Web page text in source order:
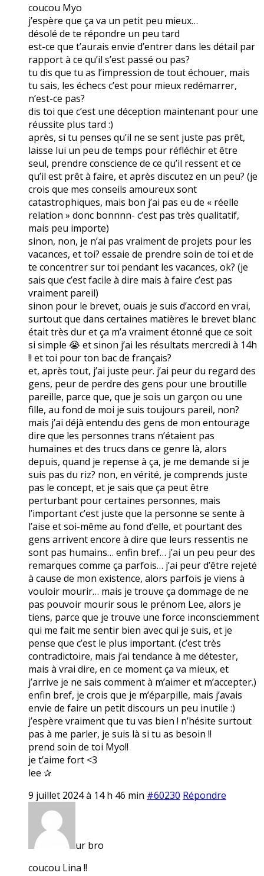
coucou Myo
j’espère que ça va un petit peu mieux…
désolé de te répondre un peu tard
est-ce que t’aurais envie d’entrer dans les détail par
rapport à ce qu’il s’est passé ou pas?
tu dis que tu as l’impression de tout échouer, mais
tu sais, les échecs c’est pour mieux redémarrer,
n’est-ce pas?
dis toi que c’est une déception maintenant pour une
réussite plus tard :)
après, si tu penses qu’il ne se sent juste pas prêt,
laisse lui un peu de temps pour réfléchir et être
seul, prendre conscience de ce qu’il ressent et ce
qu’il est prêt à faire, et après discutez en un peu? (je
crois que mes conseils amoureux sont
catastrophiques, mais bon j’ai pas eu de « réelle
relation » donc bonnnn- c’est pas très qualitatif,
mais peu importe)
sinon, non, je n’ai pas vraiment de projets pour les
vacances, et toi? essaie de prendre soin de toi et de
te concentrer sur toi pendant les vacances, ok? (je
sais que c’est facile à dire mais à faire c’est pas
vraiment pareil)
sinon pour le brevet, ouais je suis d’accord en vrai,
surtout que dans certaines matières le brevet blanc
était très dur et ça m’a vraiment étonné que ce soit
si simple 😭 et sinon j’ai les résultats mercredi à 14h
!! et toi pour ton bac de français?
et, après tout, j’ai juste peur. j’ai peur du regard des
gens, peur de perdre des gens pour une broutille
pareille, parce que, que je sois un garçon ou une
fille, au fond de moi je suis toujours pareil, non?
mais j’ai déjà entendu des gens de mon entourage
dire que les personnes trans n’étaient pas
humaines et des trucs dans ce genre là, alors
depuis, quand je repense à ça, je me demande si je
suis pas du riz? non, en vérité, je comprends juste
pas le concept, et je sais que ça peut être
perturbant pour certaines personnes, mais
l’important c’est juste que la personne se sente à
l’aise et soi-même au fond d’elle, et pourtant des
gens arrivent encore à dire que leurs ressentis ne
sont pas humains… enfin bref… j’ai un peu peur des
remarques comme ça parfois… j’ai peur d’être rejeté
à cause de mon existence, alors parfois je viens à
vouloir mourir… mais je trouve ça dommage de ne
pas pouvoir mourir sous le prénom Lee, alors je
tiens, parce que je trouve une force inconsciemment
qui me fait me sentir bien avec qui je suis, et je
pense que c’est le plus important. (c’est très
contradictoire, mais j’ai tendance à me détester,
mais à vrai dire, en ce moment ça va mieux, et
j’arrive je ne sais comment à m’aimer et m’accepter.)
enfin bref, je crois que je m’éparpille, mais j’avais
envie de faire un petit discours un peu inutile :)
j’espère vraiment que tu vas bien ! n’hésite surtout
pas à me parler, je suis là si tu as besoin !!
prend soin de toi Myo!!
je t’aime fort <3
lee ✰
9 juillet 2024 à 14 h 46 min #60230 Répondre
ur bro
coucou Lina !!